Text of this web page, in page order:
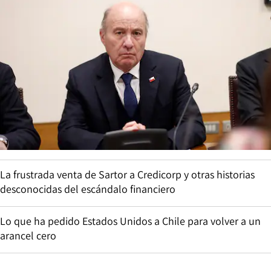
La frustrada venta de Sartor a Credicorp y otras historias
desconocidas del escándalo financiero
Lo que ha pedido Estados Unidos a Chile para volver a un
arancel cero